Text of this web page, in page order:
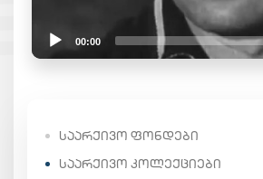
00:00
ᲡᲐᲐᲠᲥᲘᲕᲝ ᲤᲝᲜᲓᲔᲑᲘ
ᲡᲐᲐᲠᲥᲘᲕᲝ ᲙᲝᲚᲔᲥᲪᲘᲔᲑᲘ